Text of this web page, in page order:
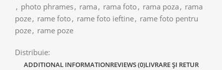
, photo phrames, rama , rama foto , rama poza , rama
poze, rame foto , rame foto ieftine, rame foto pentru
poze, rame poze
Distribuie:
ADDITIONAL INFORMATIONREVIEWS (0)LIVRARE ȘI RETUR